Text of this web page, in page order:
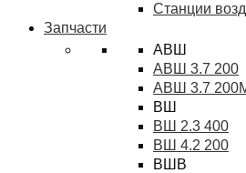
Станции
Запчасти
АВШ
АВШ 3.7 200
АВШ 3.7
ВШ
ВШ 2.3 400
ВШ 4.2 200
ВШВ